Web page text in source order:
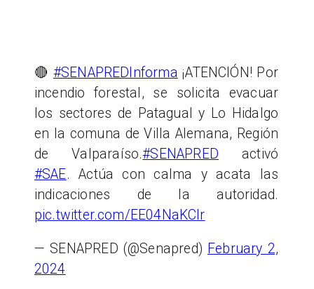
🔴 #SENAPREDInforma ¡ATENCIÓN! Por
incendio forestal, se solicita evacuar
los sectores de Patagual y Lo Hidalgo
en la comuna de Villa Alemana, Región
de Valparaíso.#SENAPRED activó
#SAE. Actúa con calma y acata las
indicaciones de la autoridad.
pic.twitter.com/EE04NaKCIr
— SENAPRED (@Senapred) February 2,
2024